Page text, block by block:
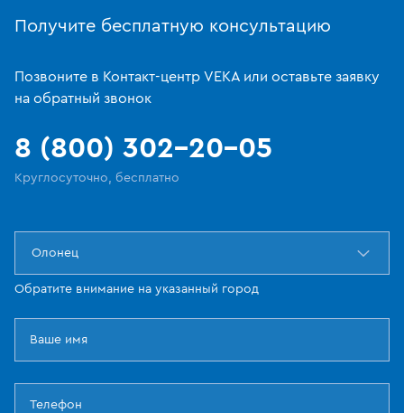
Получите бесплатную консультацию
Позвоните в Контакт-центр VEKA или оставьте заявку
на обратный звонок
8 (800) 302-20-05
Круглосуточно, бесплатно
Олонец
Обратите внимание на указанный город